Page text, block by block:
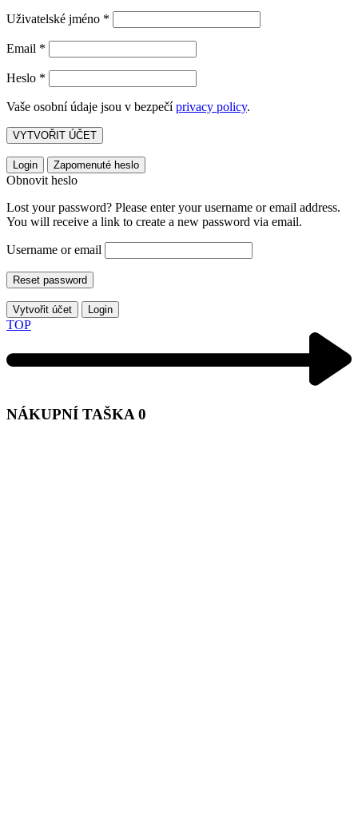
Uživatelské jméno *
Email *
Heslo *
Vaše osobní údaje jsou v bezpečíprivacy policy.
VYTVOŘIT ÚČET
Login Zapomenuté heslo
Obnovit heslo
Lost your password? Please enter your username or email address.
You will receive a link to create a new password via email.
Username or email
Reset password
Vytvořit účet Login
TOP
NÁKUPNÍ TAŠKA 0